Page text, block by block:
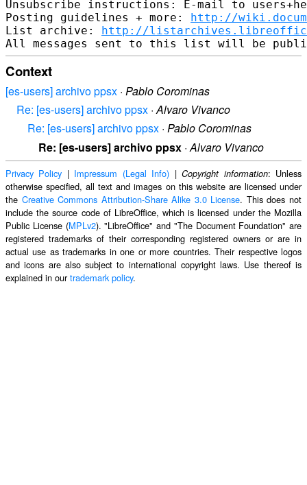
Unsubscribe instructions: E-mail to
Posting guidelines + more: http://
List archive: http://
Context
[es-users] archivo ppsx · Pablo Corominas
Re: [es-users] archivo ppsx ·Alvaro Vivanco
Re: [es-users] archivo ppsx · Pablo Corominas
Re: [es-users] archivo ppsx ·Alvaro Vivanco
Privacy Policy | Impressum (Legal Info) |Copyright information: Unless
otherwise specified, all text and images on this website are licensed under
the Creative Commons Attribution-Share Alike 3.0 License. This does not
include the source code of LibreOffice, which is licensed under the Mozilla
Public License (MPLv2). "LibreOffice" and "The Document Foundation" are
registered trademarks of their corresponding registered owners or are in
actual use as trademarks in one or more countries. Their respective logos
and icons are also subject to international copyright laws. Use thereof is
explained in ourtrademark policy.